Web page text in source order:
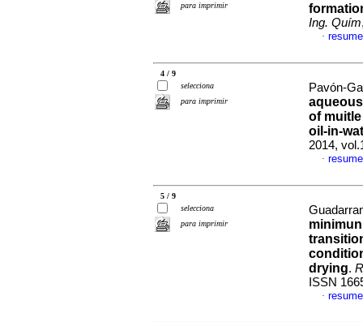
para imprimir
Ing. Quím
·
4 / 9
selecciona
para imprimir
Pavón-
of
oil-in-
2014,
·
5 / 9
selecciona
para imprimir
drying.
ISSN
·